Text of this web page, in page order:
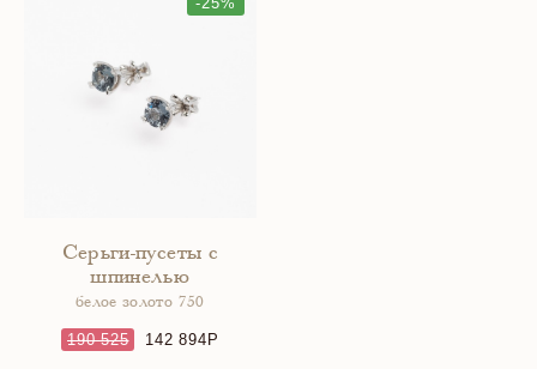
Серьги-пусеты с
шпинелью
белое золото 750
190 525 142 894